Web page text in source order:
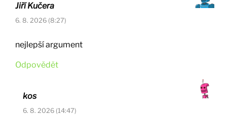
Jiří Kučera
6. 8. 2026 (8:27)
nejlepší argument
Odpovědět
kos
6. 8. 2026 (14:47)